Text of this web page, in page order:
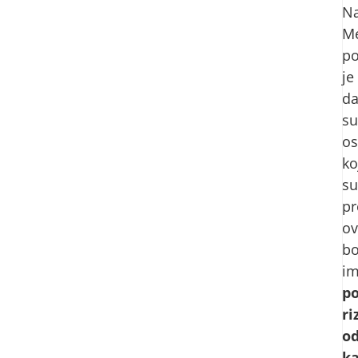
je
da
su
su